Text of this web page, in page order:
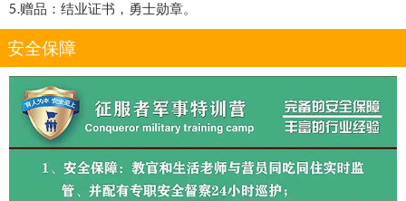
5.赠品：结业证书，勇士勋章。
安全保障